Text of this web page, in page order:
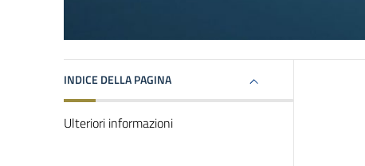
INDICE DELLA PAGINA
Ulteriori informazioni